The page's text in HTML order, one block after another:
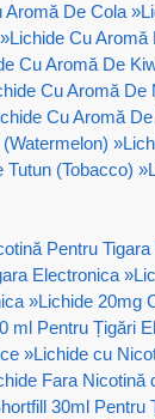
Aromă De Cola »
»Lichide Cu Aromă
Cu Aromă De
Cu Aromă De
Cu Aromă
»
Tutun (Tobacco) »
Pentru
Electronica »
»Lichide 20mg
ml Pentru Țigări
»Lichide cu
Fara Nicotină
30ml Pentru